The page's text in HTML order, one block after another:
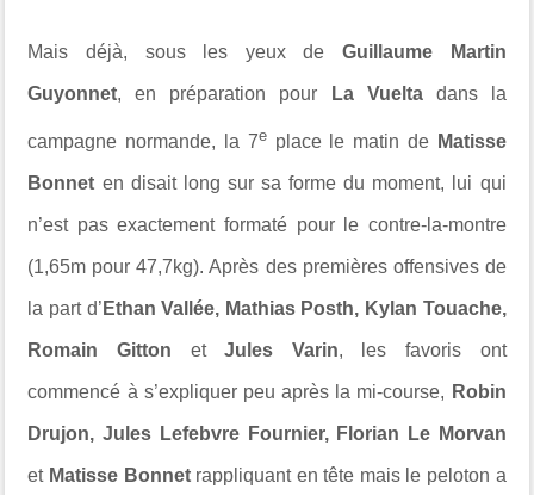
Mais déjà, sous les yeux de Guillaume Martin
Guyonnet, en préparation pour La Vueltadans la
campagne normande, la 7eplace le matin de Matisse
Bonnet en disait long sur sa forme du moment, lui qui
n’est pas exactement formaté pour le contre-la-montre
(1,65m pour 47,7kg). Après des premières offensives de
la part d’ Ethan Vallée, Mathias Posth, Kylan Touache,
Romain Gitton etJules Varin, les favoris ont
commencé à s’expliquer peu après la mi-course, Robin
Drujon, Jules Lefebvre Fournier, Florian Le Morvan
et Matisse Bonnetrappliquant en tête mais le peloton a